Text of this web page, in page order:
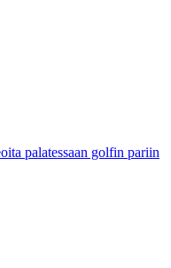
palatessaan golfin pariin